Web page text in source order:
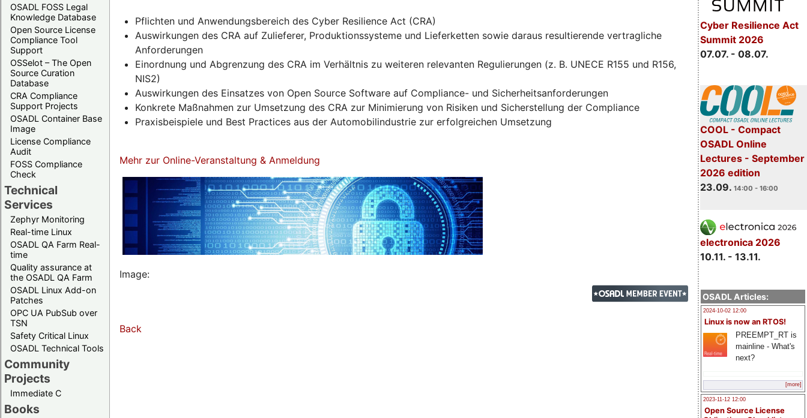
OSADL FOSS Legal
Knowledge Database
Open Source License
Compliance Tool
Support
OSSelot – The Open
Source Curation
Database
CRA Compliance
Support Projects
OSADL Container Base
Image
License Compliance
Audit
FOSS Compliance
Check
Technical
Services
Zephyr Monitoring
Real-time Linux
OSADL QA Farm Real-
time
Quality assurance at
the OSADL QA Farm
OSADL Linux Add-on
Patches
OPC UA PubSub over
TSN
Safety Critical Linux
OSADL Technical Tools
Community
Projects
Immediate C
Books
Cyber Resilience Act
Summit 2026
07.07. - 08.07.
COOL - Compact
OSADL Online
Lectures - September
2026 edition
23.09. 14:00 - 16:00
electronica 2026
10.11. - 13.11.
OSADL Articles:
2024-10-02 12:00
Linux is now an RTOS!
PREEMPT_RT is
mainline - What's
next?
[more]
2023-11-12 12:00
Open Source License
Pflichten und Anwendungsbereich des Cyber Resilience Act (CRA)
Auswirkungen des CRA auf Zulieferer, Produktionssysteme und Lieferketten sowie daraus resultierende vertragliche
Anforderungen
Einordnung und Abgrenzung des CRA im Verhältnis zu weiteren relevanten Regulierungen (z. B. UNECE R155 und R156,
NIS2)
Auswirkungen des Einsatzes von Open Source Software auf Compliance- und Sicherheitsanforderungen
Konkrete Maßnahmen zur Umsetzung des CRA zur Minimierung von Risiken und Sicherstellung der Compliance
Praxisbeispiele und Best Practices aus der Automobilindustrie zur erfolgreichen Umsetzung
Mehr zur Online-Veranstaltung & Anmeldung
Image:
Back